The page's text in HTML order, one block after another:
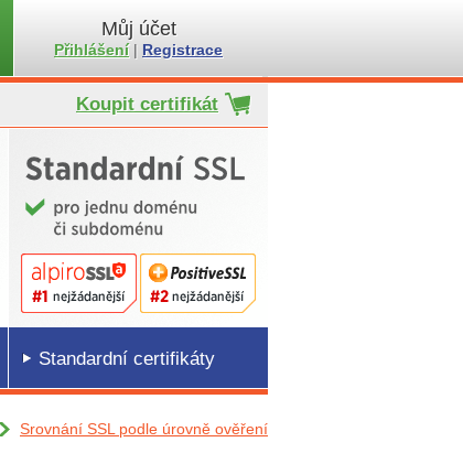
Můj účet
Přihlášení| Registrace
Koupit certifikát
Standardní certifikáty
Srovnání SSL podle úrovně ověření